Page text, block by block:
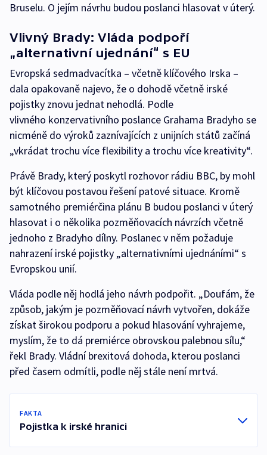
Bruselu. O jejím návrhu budou poslanci hlasovat v úterý.
Vlivný Brady: Vláda podpoří
„alternativní ujednání“ s EU
Evropská sedmadvacítka – včetně klíčového Irska –
dala opakovaně najevo, že o dohodě včetně irské
pojistky znovu jednat nehodlá. Podle
vlivného konzervativního poslance Grahama Bradyho se
nicméně do výroků zaznívajících z unijních států začíná
„vkrádat trochu více flexibility a trochu více kreativity“.
Právě Brady, který poskytl rozhovor rádiu BBC, by mohl
být klíčovou postavou řešení patové situace. Kromě
samotného premiérčina plánu B budou poslanci v úterý
hlasovat i o několika pozměňovacích návrzích včetně
jednoho z Bradyho dílny. Poslanec v něm požaduje
nahrazení irské pojistky „alternativními ujednáními“ s
Evropskou unií.
Vláda podle něj hodlá jeho návrh podpořit. „Doufám, že
způsob, jakým je pozměňovací návrh vytvořen, dokáže
získat širokou podporu a pokud hlasování vyhrajeme,
myslím, že to dá premiérce obrovskou palebnou sílu,“
řekl Brady. Vládní brexitová dohoda, kterou poslanci
před časem odmítli, podle něj stále není mrtvá.
FAKTA
Pojistka k irské hranici